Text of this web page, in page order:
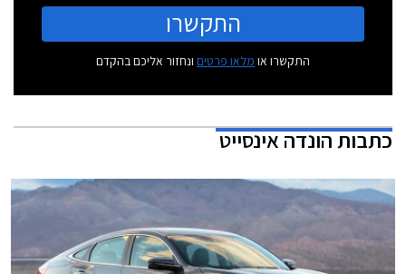
התקשרו
התקשרו או מלאו פרטים ונחזור אליכם בהקדם
כתבותהונדה אינסייט